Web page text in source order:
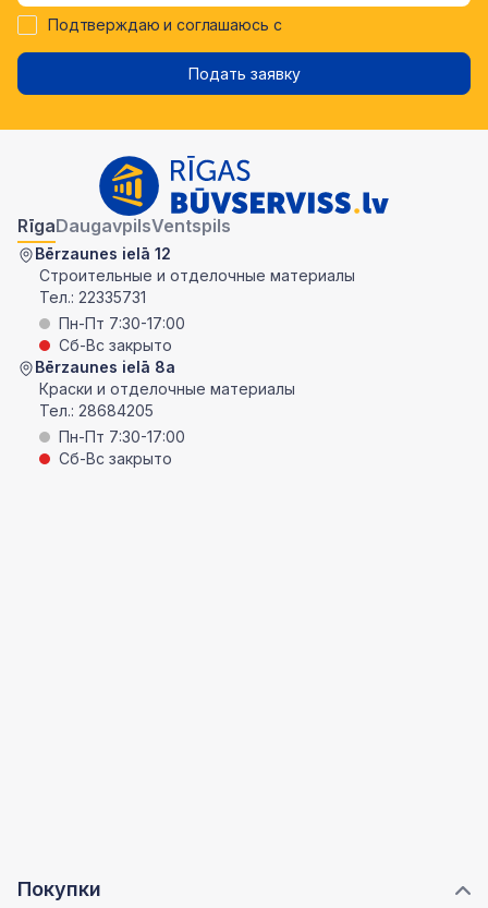
Подтверждаю и соглашаюсь с
Подать заявку
Покупки
RīgaDaugavpilsVentspils
Bērzaunes ielā 12
Строительные и отделочные материалы
Тел.: 22335731
Пн-Пт 7:30-17:00
Сб-Вс закрыто
Bērzaunes ielā 8a
Краски и отделочные материалы
Тел.: 28684205
Пн-Пт 7:30-17:00
Сб-Вс закрыто